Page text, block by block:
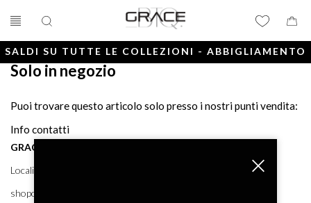
SALDI SU TUTTE LE COLLEZIONI - ABBIGLIAMENTO
Solo in negozio
Puoi trovare questo articolo solo presso i nostri punti vendita:
Info contatti
GRACE BTQ
Località Porto, 38 58043 - PUNTA ALA (GR) GRACE BTQ
shoponline@gracebtq.com